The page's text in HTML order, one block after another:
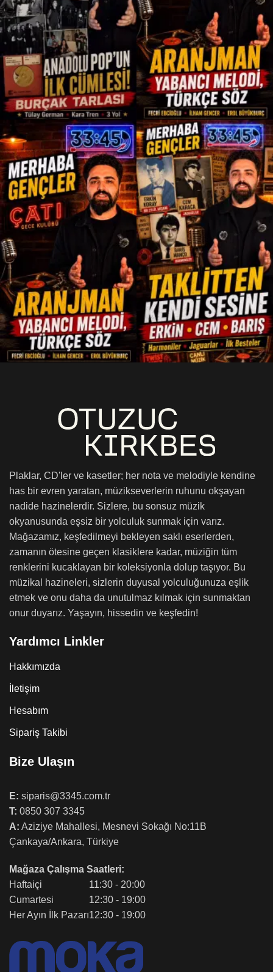
Plaklar, CD'ler ve kasetler; her nota ve melodiyle kendine
has bir evren yaratan, müzikseverlerin ruhunu okşayan
nadide hazinelerdir. Sizlere, bu sonsuz müzik
okyanusunda eşsiz bir yolculuk sunmak için varız.
Mağazamız, keşfedilmeyi bekleyen saklı eserlerden,
zamanın ötesine geçen klasiklere kadar, müziğin tüm
renklerini kucaklayan bir koleksiyonla dolup taşıyor. Bu
müzikal hazineleri, sizlerin duyusal yolculuğunuza eşlik
etmek ve onu daha da unutulmaz kılmak için sunmaktan
onur duyarız. Yaşayın, hissedin ve keşfedin!
Yardımcı Linkler
Hakkımızda
İletişim
Hesabım
Sipariş Takibi
Bize Ulaşın
E: siparis@3345.com.tr
T: 0850 307 3345
A: Aziziye Mahallesi, Mesnevi Sokağı No:11B
Çankaya/Ankara, Türkiye
Mağaza Çalışma Saatleri:
Haftaiçi
Cumartesi
Her Ayın İlk Pazarı
11:30 - 20:00
12:30 - 19:00
12:30 - 19:00